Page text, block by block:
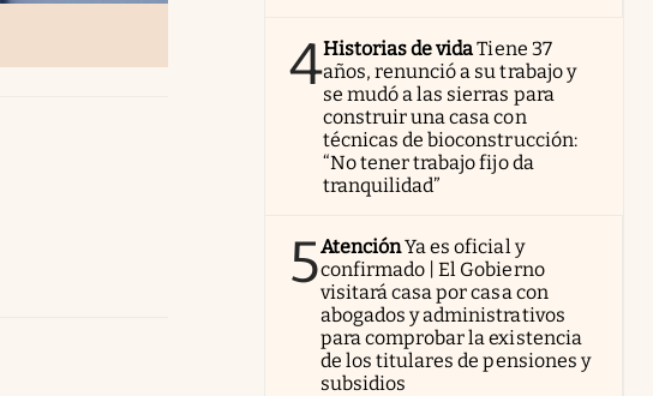
4Historias de vidaTiene 37
años, renunció a su trabajo y
se mudó a las sierras para
construir una casa con
técnicas de bioconstrucción:
“No tener trabajo fijo da
tranquilidad”
5AtenciónYa es oficial y
confirmado | El Gobierno
visitará casa por casa con
abogados y administrativos
para comprobar la existencia
de los titulares de pensiones y
subsidios